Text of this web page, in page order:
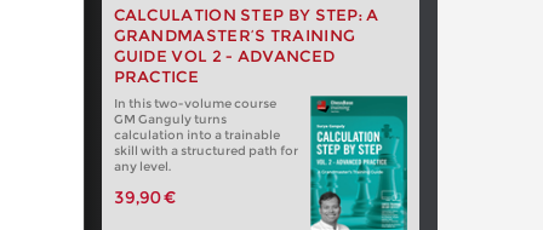
CALCULATION STEP BY STEP: A
GRANDMASTER’S TRAINING
GUIDE VOL 2 - ADVANCED
PRACTICE
In this two-volume course
GM Ganguly turns
calculation into a trainable
skill with a structured path for
any level.
39,90 €